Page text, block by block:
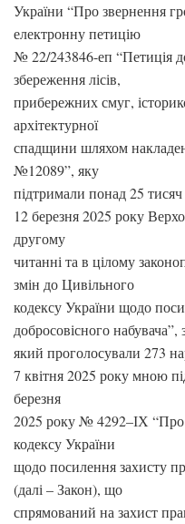
України “Про звернення
електронну петицію
№ 22/243846-еп “Петиція
збереження лісів,
прибережних смуг,
архітектурної
спадщини шляхом
№12089”, яку
підтримали понад 25
12 березня 2025 року
другому
читанні та в цілому
змін до Цивільного
кодексу України щодо
добросовісного набувача”,
який проголосували 273
7 квітня 2025 року мною
березня
2025 року № 4292–ІХ “Про
кодексу України
щодо посилення захисту
(далі – Закон), що
спрямований на захист